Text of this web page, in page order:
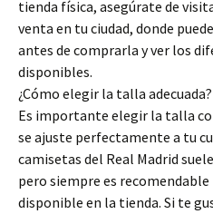
tienda física, asegúrate de
venta en tu ciudad, donde
antes de comprarla y ver los
disponibles.
¿Cómo elegir la talla adecuada?
Es importante elegir la talla
se ajuste perfectamente a tu
camisetas del Real Madrid
pero siempre es
disponible en la tienda. Si te